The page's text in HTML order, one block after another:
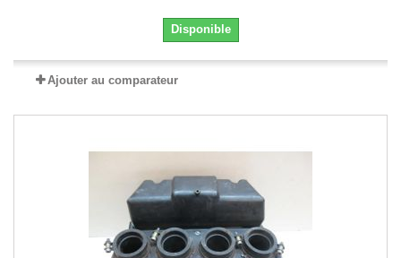
Disponible
Ajouter au comparateur